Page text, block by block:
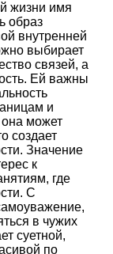
жизни имя
образ
внутренней
выбирает
связей, а
Ей важны
и
может
создает
Значение
к
где
С
в чужих
суетной,
по